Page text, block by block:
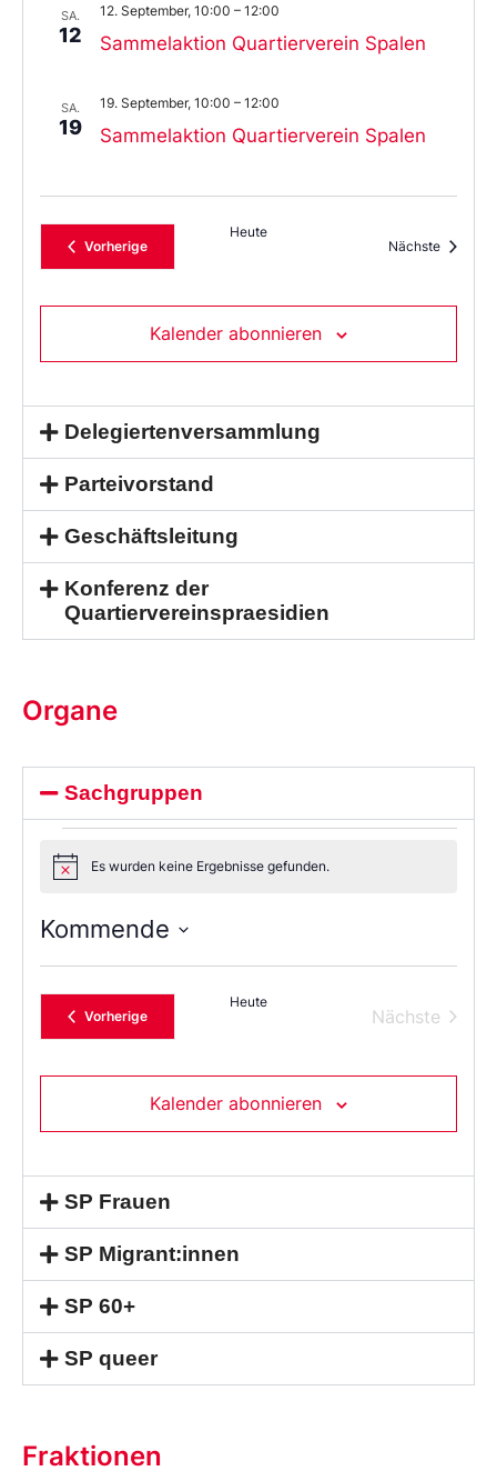
SA.
12 Sammelaktion Quartierverein Spalen
12. September, 10:00 – 12:00
SA.
19 Sammelaktion Quartierverein Spalen
19. September, 10:00 – 12:00
VorherigeVeranstaltungen
Heute
Nächste
Kalender abonnieren
Delegiertenversammlung
Parteivorstand
Geschäftsleitung
Konferenz der
Quartiervereinspraesidien
Organe
Sachgruppen
NoticeEs wurden keine Ergebnisse gefunden.
Kommende
das
DatumVorherigeVeranstaltungen
Heute
Nächste
Kalender abonnieren
SP Frauen
SP Migrant:innen
SP 60+
SP queer
Fraktionen